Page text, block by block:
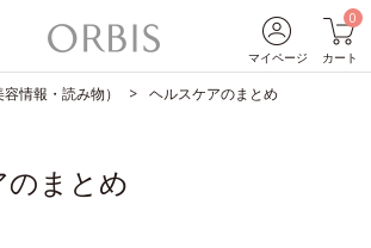
マイページ
0
カート
情報・読み物） ヘルスケアのまとめ
まとめ